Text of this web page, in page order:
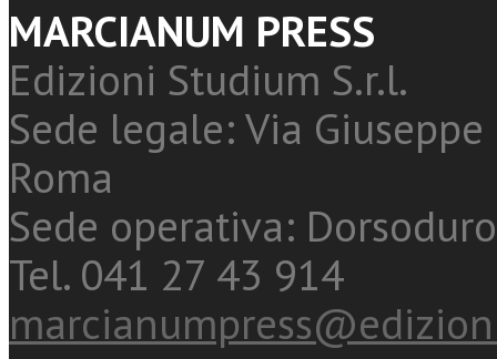
MARCIANUM PRESS
Edizioni Studium S.r.l.
Sede legale: Via
Roma
Sede operativa:
Tel. 041 27 43 914